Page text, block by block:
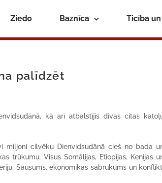
Ziedo Baznīca Ticība
palīdzēt
kā arī atbalstījis divas citas
miljoni cilvēku Dienvidsudānā cieš no bada
trūkumu. Visus Somālijas, Etiopijas, Kenijas
Sausums, ekonomikas sabrukums un